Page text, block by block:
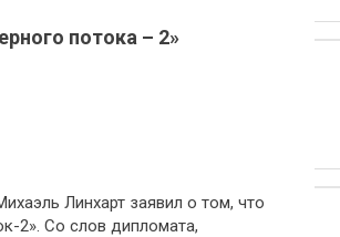
потока – 2»
Линхарт заявил о том, что
2». Со слов дипломата,